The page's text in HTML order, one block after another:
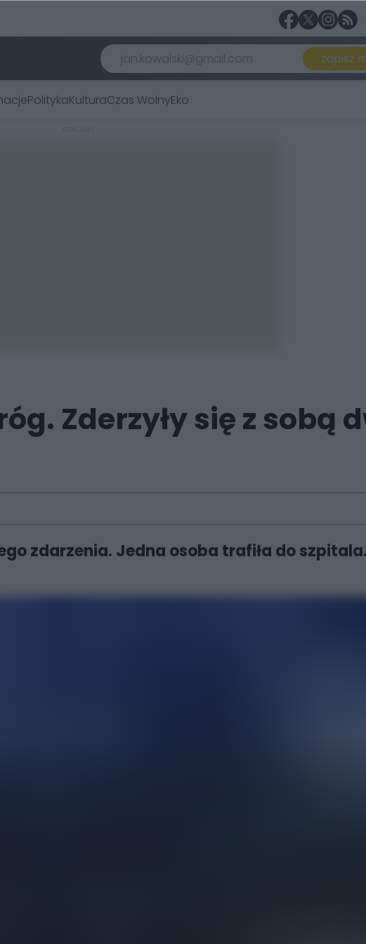
zapisz
PolitykaKulturaCzas WolnyEko
Zderzyły się z sobą
zdarzenia. Jedna osoba trafiła do